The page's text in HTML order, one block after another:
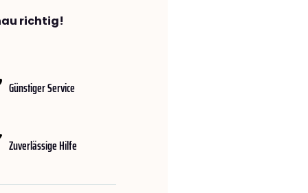
richtig!
Günstiger Service
Zuverlässige Hilfe